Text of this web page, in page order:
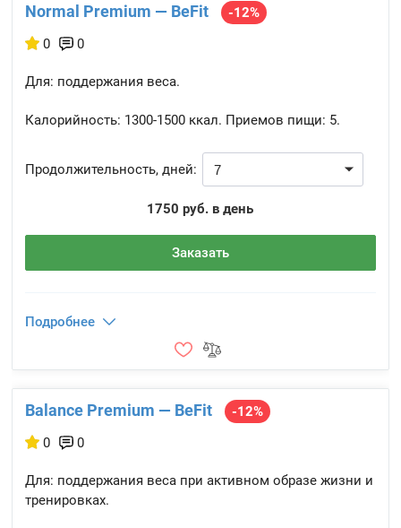
Normal Premium — BeFit
-12%
0
0
Для: поддержания веса.
Калорийность: 1300-1500 ккал. Приемов пищи: 5.
Продолжительность, дней:
1750 руб. в день
Заказать
Подробнее
Balance Premium — BeFit
-12%
0
0
Для: поддержания веса при активном образе жизни и
тренировках.